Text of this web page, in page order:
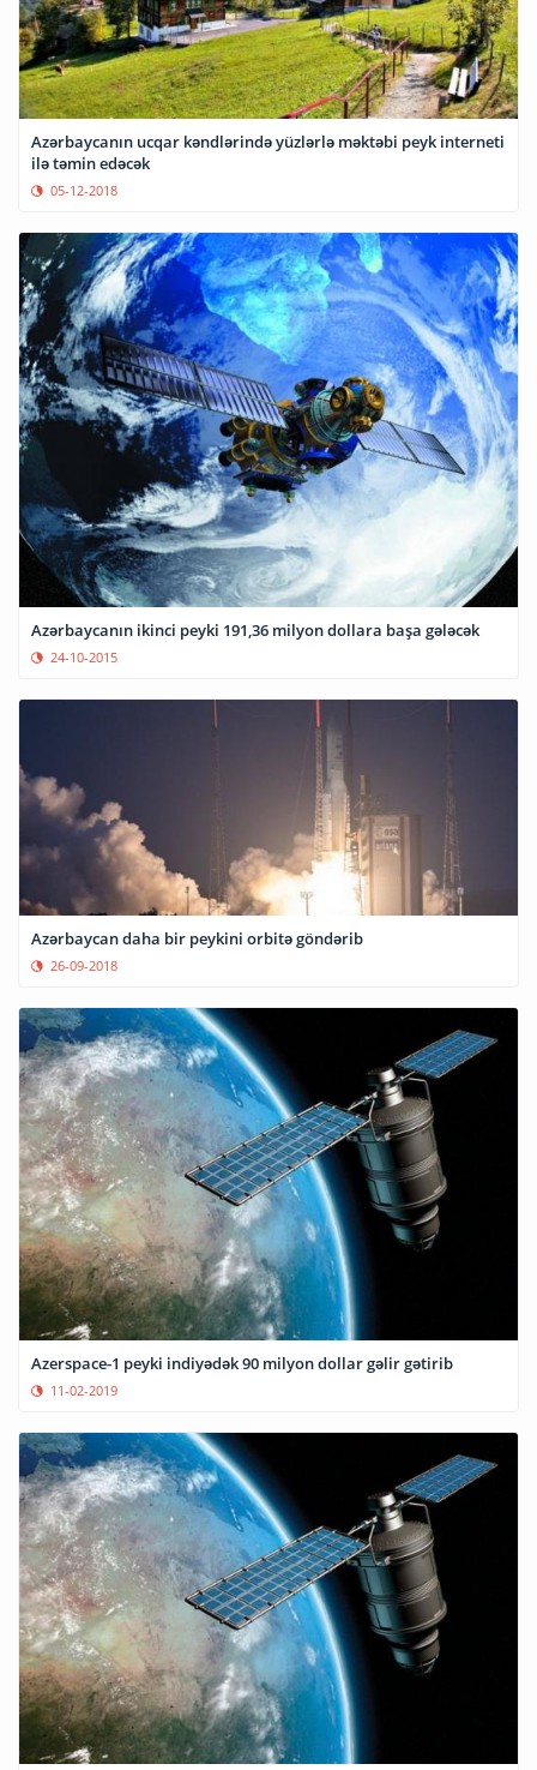
Azərbaycanın ucqar kəndlərində yüzlərlə məktəbi peyk interneti
ilə təmin edəcək
05-12-2018
Azərbaycanın ikinci peyki 191,36 milyon dollara başa gələcək
24-10-2015
Azərbaycan daha bir peykini orbitə göndərib
26-09-2018
Azerspace-1 peyki indiyədək 90 milyon dollar gəlir gətirib
11-02-2019